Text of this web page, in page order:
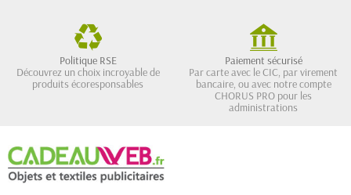
Politique RSE
Découvrez un choix incroyable de
produits écoresponsables
Paiement sécurisé
Par carte avec le CIC, par virement
bancaire, ou avec notre compte
CHORUS PRO pour les
administrations